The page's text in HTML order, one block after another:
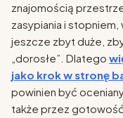
znajomością
zasypiania i stopniem,
jeszcze zbyt duże,
„dorosłe”. Dlatego
jako krok w stronę
powinien być
także przez